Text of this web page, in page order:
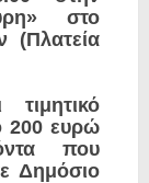
στο
(Πλατεία
200 ευρώ
που
Δημόσιο